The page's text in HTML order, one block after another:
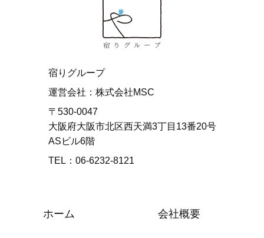
宿りグループ
運営会社：株式会社MSC
〒530-0047
大阪府大阪市北区西天満3丁目13番20号
ASビル6階
TEL：06-6232-8121
ホーム 会社概要